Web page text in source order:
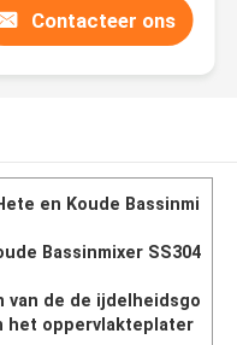
Contacteer ons
en Koude Bassinmi
Bassinmixer SS304
van de de ijdelheidsgo
het oppervlakteplater